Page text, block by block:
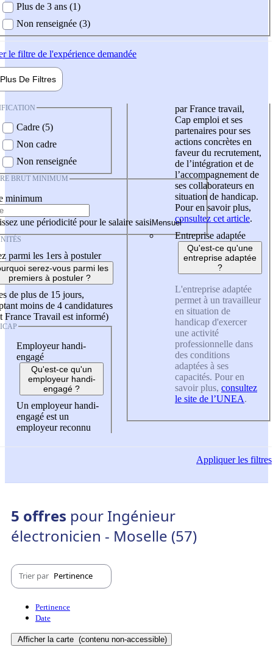
Plus de 3 ans (1)
Non renseignée (3)
le filtre de l'expérience demandée
Plus De Filtres
Cadre (5)
Non cadre
Non renseignée
BRUT MINIMUM
minimum
une périodicité pour le salaire saisi
parmi les 1ers à postuler
serez-vous parmi les
premiers à postuler ?
de plus de 15 jours,
moins de 4 candidatures
France Travail est informé)
Employeur handi-
engagé
Qu'est-ce qu'un
employeur handi-
engagé ?
Un employeur handi-
engagé est un
employeur reconnu
par France travail,
Cap emploi et ses
partenaires pour ses
actions concrètes en
faveur du recrutement,
de l’intégration et de
l’accompagnement de
ses collaborateurs en
situation de handicap.
Pour en savoir plus,
consultez cet article.
Entreprise adaptée
Qu'est-ce qu'une
entreprise adaptée
?
L'entreprise adaptée
permet à un travailleur
en situation de
handicap d'exercer
une activité
professionnelle dans
des conditions
adaptées à ses
capacités. Pour en
savoir plus, consultez
le site de l’UNEA.
Appliquerles filtres
5 offres pour Ingénieur
électronicien - Moselle (57)
Trier par Pertinence
Pertinence
Date
Afficher la carte (contenu non-accessible)